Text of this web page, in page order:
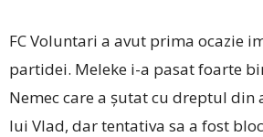
FC Voluntari a avut prima ocazie
partidei. Meleke i-a pasat foarte
Nemec care a șutat cu dreptul
lui Vlad, dar tentativa sa a fost